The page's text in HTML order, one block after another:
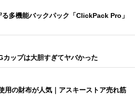
多機能バックパック「ClickPack Pro」
カップは大胆すぎてヤバかった
用の財布が人気｜アスキーストア売れ筋